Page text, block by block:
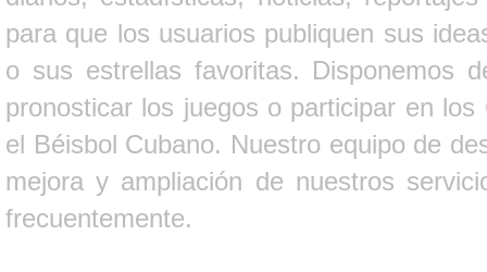
para que los usuarios publiquen sus
o sus estrellas favoritas. Disponemos
pronosticar los juegos o participar en
el Béisbol Cubano. Nuestro equipo de
mejora y ampliación de nuestros
frecuentemente.